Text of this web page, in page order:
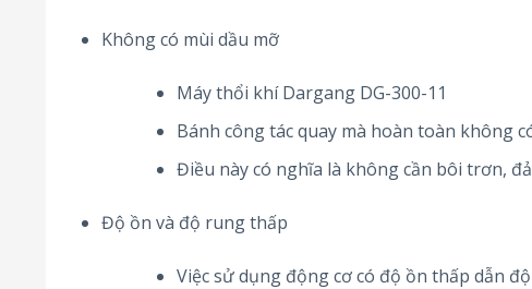
Không có mùi dầu mỡ
Máy thổi khí Dargang DG-300-11
Bánh công tác quay mà hoàn toàn không
Điều này có nghĩa là không cần bôi trơn,
Độ ồn và độ rung thấp
Việc sử dụng động cơ có độ ồn thấp dẫn